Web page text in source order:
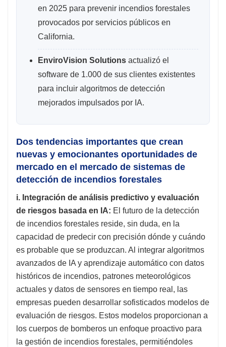
en 2025 para prevenir incendios forestales
provocados por servicios públicos en
California.
EnviroVision Solutions actualizó el
software de 1.000 de sus clientes existentes
para incluir algoritmos de detección
mejorados impulsados ​​por IA.
Dos tendencias importantes que crean
nuevas y emocionantes oportunidades de
mercado en el mercado de sistemas de
detección de incendios forestales
i. Integración de análisis predictivo y evaluación
de riesgos basada en IA: El futuro de la detección
de incendios forestales reside, sin duda, en la
capacidad de predecir con precisión dónde y cuándo
es probable que se produzcan. Al integrar algoritmos
avanzados de IA y aprendizaje automático con datos
históricos de incendios, patrones meteorológicos
actuales y datos de sensores en tiempo real, las
empresas pueden desarrollar sofisticados modelos de
evaluación de riesgos. Estos modelos proporcionan a
los cuerpos de bomberos un enfoque proactivo para
la gestión de incendios forestales, permitiéndoles